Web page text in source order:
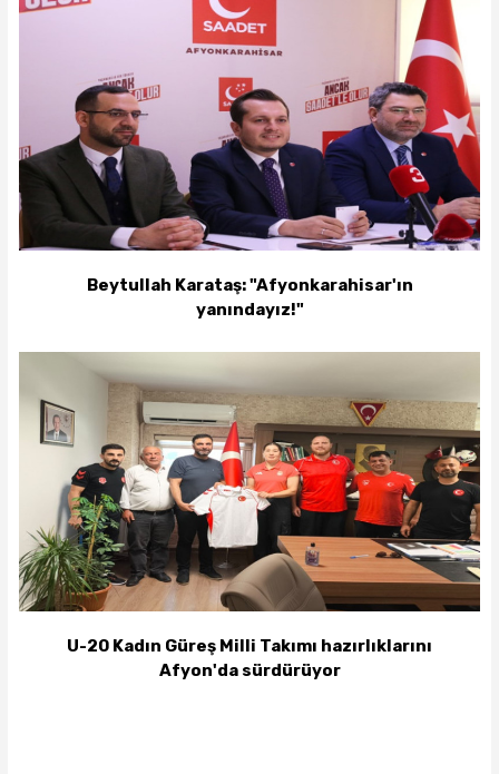
Beytullah Karataş: "Afyonkarahisar'ın
yanındayız!"
U-20 Kadın Güreş Milli Takımı hazırlıklarını
Afyon'da sürdürüyor